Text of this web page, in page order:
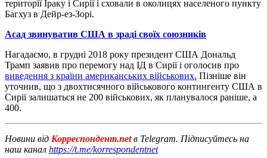
території Іраку і Сирії і сховали в околицях населеного пункту
Багхуз в Дейр-ез-Зорі.
Асад звинуватив США в зраді своїх союзників
Нагадаємо, в грудні 2018 року президент США Дональд
Трамп заявив про перемогу над ІД в Сирії і оголосив про
виведення з країни американських військових. Пізніше він
уточнив, що з двохтисячного військового контингенту США в
Сирії залишаться не 200 військових, як планувалося раніше, а
400.
Новини від Корреспондент.netв Telegram. Підписуйтесь на
наш канал https://t.me/korrespondentnet